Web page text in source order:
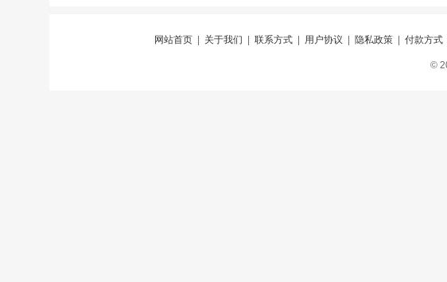
网站首页| 关于我们 联系方式| 用户协议 隐私政策| 付款方式
©